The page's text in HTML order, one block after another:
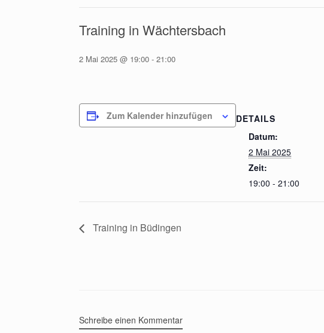
Training in Wächtersbach
2 Mai 2025 @ 19:00 - 21:00
Zum Kalender hinzufügen
DETAILS
Datum:
2 Mai 2025
Zeit:
19:00 - 21:00
Training in Büdingen
Schreibe einen Kommentar